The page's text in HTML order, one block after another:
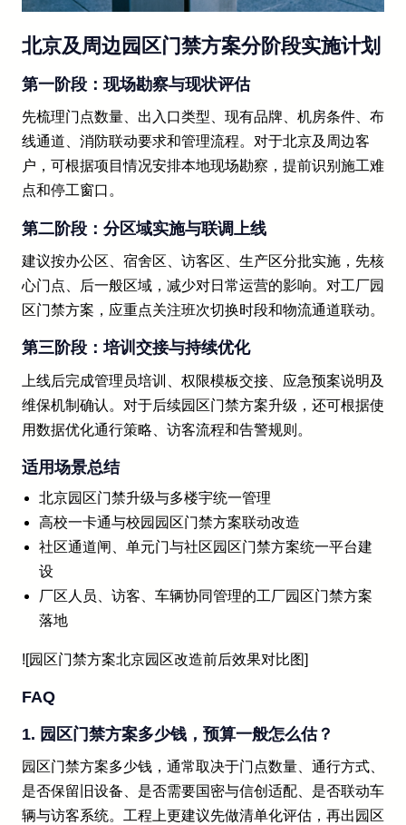
北京及周边园区门禁方案分阶段实施计划
第一阶段：现场勘察与现状评估
先梳理门点数量、出入口类型、现有品牌、机房条件、布
线通道、消防联动要求和管理流程。对于北京及周边客
户，可根据项目情况安排本地现场勘察，提前识别施工难
点和停工窗口。
第二阶段：分区域实施与联调上线
建议按办公区、宿舍区、访客区、生产区分批实施，先核
心门点、后一般区域，减少对日常运营的影响。对工厂园
区门禁方案，应重点关注班次切换时段和物流通道联动。
第三阶段：培训交接与持续优化
上线后完成管理员培训、权限模板交接、应急预案说明及
维保机制确认。对于后续园区门禁方案升级，还可根据使
用数据优化通行策略、访客流程和告警规则。
适用场景总结
北京园区门禁升级与多楼宇统一管理
高校一卡通与校园园区门禁方案联动改造
社区通道闸、单元门与社区园区门禁方案统一平台建
设
厂区人员、访客、车辆协同管理的工厂园区门禁方案
落地
![园区门禁方案北京园区改造前后效果对比图]
FAQ
1. 园区门禁方案多少钱，预算一般怎么估？
园区门禁方案多少钱，通常取决于门点数量、通行方式、
是否保留旧设备、是否需要国密与信创适配、是否联动车
辆与访客系统。工程上更建议先做清单化评估，再出园区